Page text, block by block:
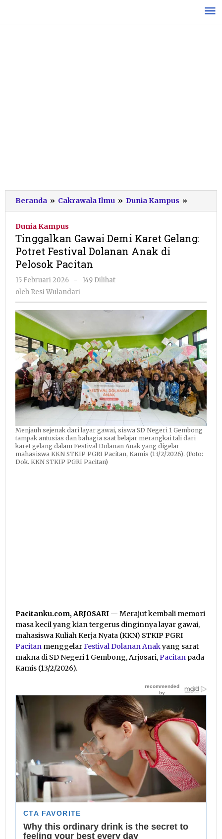
konten
Beranda » Cakrawala Ilmu » Dunia Kampus »
Gawai
Gelang:
Pelosok
Pacitan
Dunia Kampus
Tinggalkan Gawai Demi Karet Gelang:
Potret Festival Dolanan Anak di
Pelosok Pacitan
15 Februari 2026
oleh
Resi
-
149 Dilihat
oleh Resi Wulandari
Menjauh sejenak dari layar gawai, siswa SD Negeri 1 Gembong
tampak antusias dan bahagia saat belajar merangkai tali dari
karet gelang dalam Festival Dolanan Anak yang digelar
mahasiswa KKN STKIP PGRI Pacitan, Kamis (13/2/2026). (Foto:
Dok. KKN STKIP PGRI Pacitan)
Pacitanku.com, ARJOSARI — Merajut kembali memori
masa kecil yang kian tergerus dinginnya layar gawai,
mahasiswa Kuliah Kerja Nyata (KKN) STKIP PGRI
Pacitan menggelarFestival Dolanan Anakyang sarat
makna di SD Negeri 1 Gembong, Arjosari,Pacitan pada
Kamis (13/2/2026).